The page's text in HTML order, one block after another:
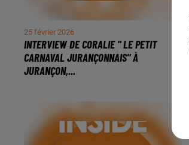
25 février 2026
INTERVIEW DE CORALIE " LE PETIT
CARNAVAL JURANÇONNAIS" À
JURANÇON,...